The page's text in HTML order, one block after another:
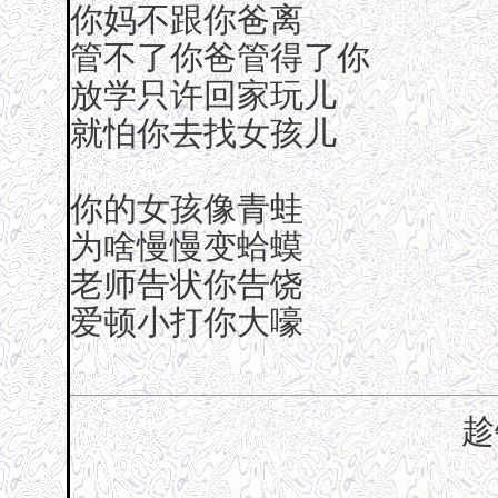
你妈不跟你爸离
管不了你爸管得了你
放学只许回家玩儿
就怕你去找女孩儿
你的女孩像青蛙
为啥慢慢变蛤蟆
老师告状你告饶
爱顿小打你大嚎